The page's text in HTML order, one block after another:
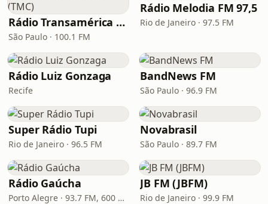
Rádio Transamérica (TMC)
São Paulo · 100.1 FM
Rádio Melodia FM 97,5
Rio de Janeiro · 97.5 FM
Rádio Luiz Gonzaga
Recife
BandNews FM
São Paulo · 96.9 FM
Super Rádio Tupi
Rio de Janeiro · 96.5 FM
Novabrasil
São Paulo · 89.7 FM
Rádio Gaúcha
Porto Alegre · 93.7 FM, 600 AM
JB FM (JBFM)
Rio de Janeiro · 99.9 FM